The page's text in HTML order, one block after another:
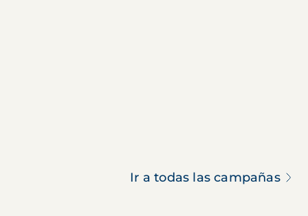
Ir a todas las campañas